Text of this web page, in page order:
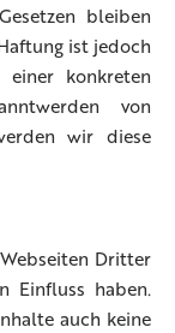
bleiben
ist jedoch
konkreten
von
wir diese
Dritter
Einfluss haben.
auch keine